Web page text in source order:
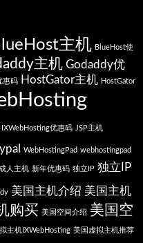
主机 BlueHost使
主机 Godaddy优
惠码 HostGator主机 HostGator
IXWebHosting优惠码 JSP主机
WebHostingPad webhostingpad
成人主机 新年优惠码 独立IP 独立IP
美国主机介绍 美国主机
购买 美国空间介绍 美国空
主机IXWebHosting 美国虚拟主机推荐